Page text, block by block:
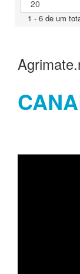
1 - 6 de um